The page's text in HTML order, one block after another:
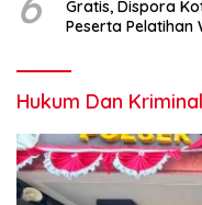
Gratis, Dispora
Peserta Pelatihan
Hukum Dan Kriminal